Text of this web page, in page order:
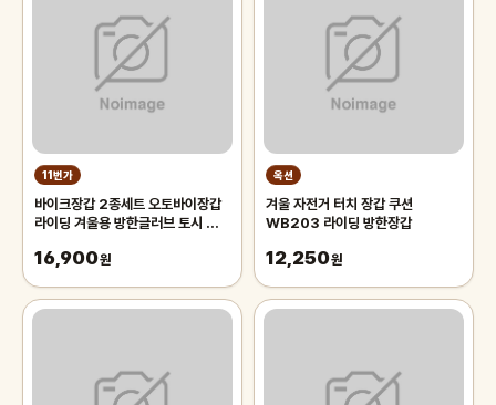
11번가
바이크장갑 2종세트 오토바이장갑
라이딩 겨울용 방한글러브 토시 핸들
겨울 스쿠터 방한용품 토시 방수커버
16,900원
옥션
겨울 자전거 터치 장갑 쿠션
WB203 라이딩 방한장갑
12,250원